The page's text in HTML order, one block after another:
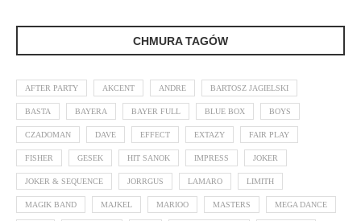
CHMURA TAGÓW
AFTER PARTY AKCENT ANDRE BARTOSZ JAGIELSKI
BASTA BAYERA BAYER FULL BLUE BOX BOYS
CZADOMAN DAVE EFFECT EXTAZY FAIR PLAY
FISHER GESEK HIT SANOK IMPRESS JOKER
JOKER & SEQUENCE JORRGUS LAMARO LIMITH
MAGIK BAND MAJKEL MARIOO MASTERS MEGA DANCE